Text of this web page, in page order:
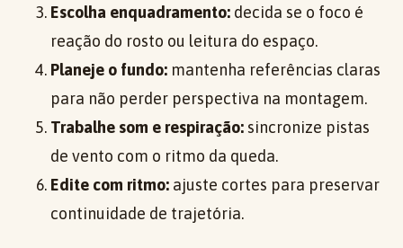
Escolha enquadramento: decida se o foco é
reação do rosto ou leitura do espaço.
Planeje o fundo: mantenha referências claras
para não perder perspectiva na montagem.
Trabalhe som e respiração: sincronize pistas
de vento com o ritmo da queda.
Edite com ritmo: ajuste cortes para preservar
continuidade de trajetória.